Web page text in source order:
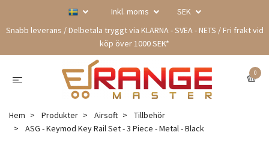
Inkl. moms
SEK
Snabb leverans / Delbetala tryggt via KLARNA - SVEA - NETS / Fri frakt vid
köp över 1000 SEK*
0
Hem Produkter Airsoft
Tillbehör
ASG - Keymod Key Rail Set - 3 Piece - Metal - Black